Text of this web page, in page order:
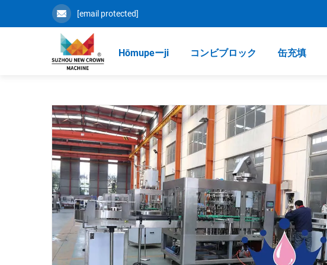
[email protected]
Hōmupeーji コンビブロック 缶充填